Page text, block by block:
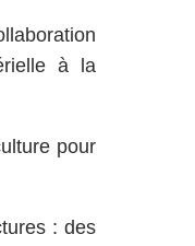
à la
pour
: des